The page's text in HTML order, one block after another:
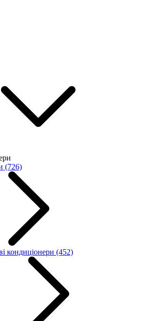
(726)
кондиціонери (452)